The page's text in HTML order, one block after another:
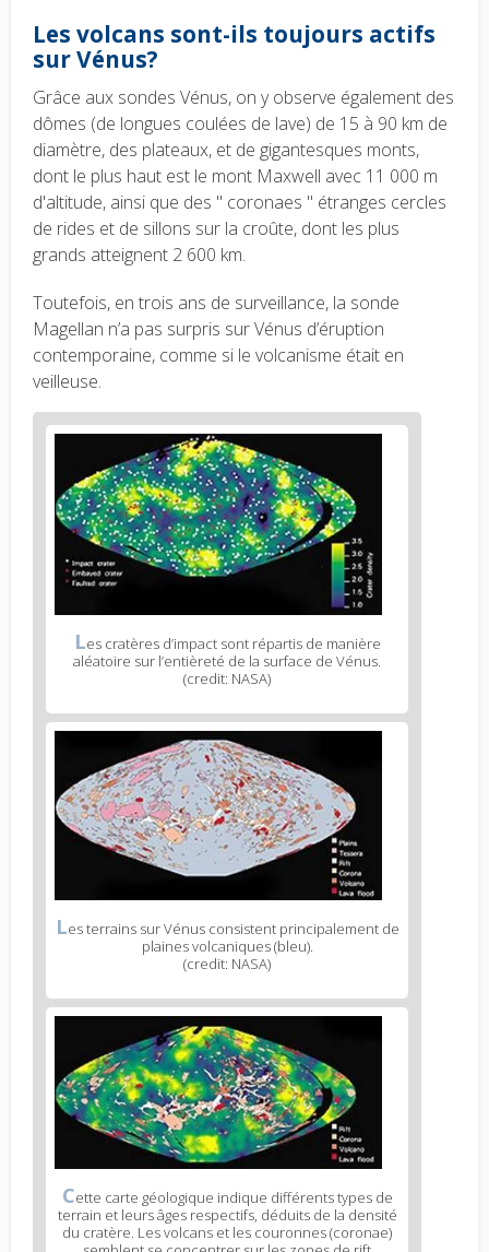
Les volcans sont-ils toujours actifs
sur Vénus?
Grâce aux sondes Vénus, on y observe également des
dômes (de longues coulées de lave) de 15 à 90 km de
diamètre, des plateaux, et de gigantesques monts,
dont le plus haut est le mont Maxwell avec 11 000 m
d'altitude, ainsi que des " coronaes " étranges cercles
de rides et de sillons sur la croûte, dont les plus
grands atteignent 2 600 km.
Toutefois, en trois ans de surveillance, la sonde
Magellan n’a pas surpris sur Vénus d’éruption
contemporaine, comme si le volcanisme était en
veilleuse.
Les cratères d’impact sont répartis de manière
aléatoire sur l’entièreté de la surface de Vénus.
(credit: NASA)
Les terrains sur Vénus consistent principalement de
plaines volcaniques (bleu).
(credit: NASA)
Cette carte géologique indique différents types de
terrain et leurs âges respectifs, déduits de la densité
du cratère. Les volcans et les couronnes (coronae)